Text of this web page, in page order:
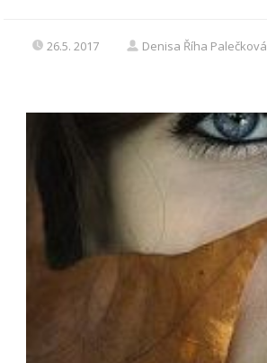
26.5. 2017 Denisa Říha Palečková